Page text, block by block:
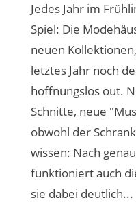
Jedes Jahr im
Spiel: Die
neuen
letztes Jahr noch
hoffnungslos out.
Schnitte, neue
obwohl der
wissen: Nach
funktioniert auch
sie dabei deutlich...